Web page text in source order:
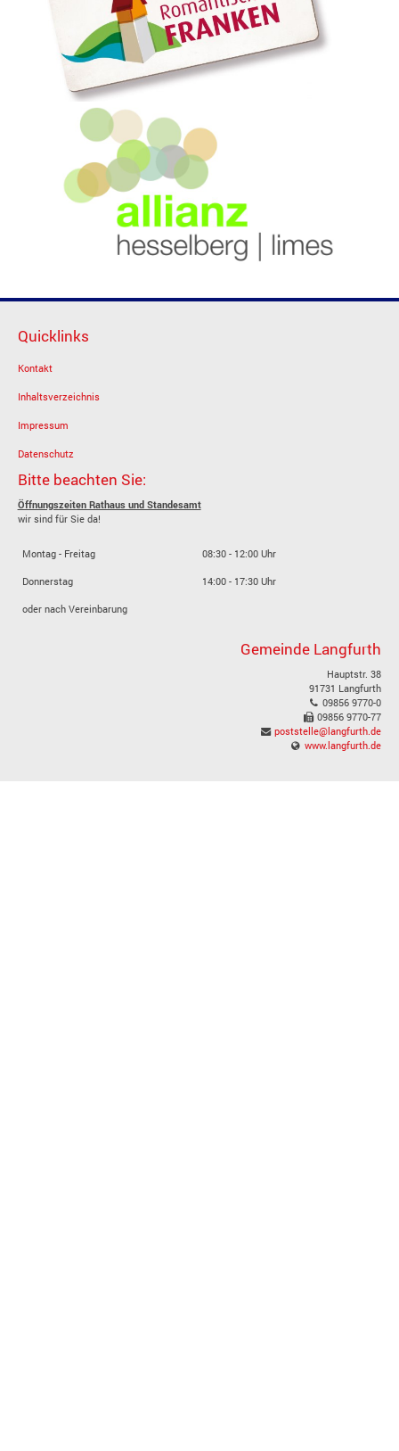
Quicklinks
Kontakt
Inhaltsverzeichnis
Impressum
Datenschutz
Bitte beachten Sie:
Öffnungszeiten Rathaus und Standesamt
wir sind für Sie da!
Montag - Freitag 08:30 - 12:00 Uhr
Donnerstag 14:00 - 17:30 Uhr
oder nach Vereinbarung
Gemeinde Langfurth
Hauptstr. 38
91731 Langfurth
09856 9770-0
09856 9770-77
poststelle@langfurth.de
www.langfurth.de